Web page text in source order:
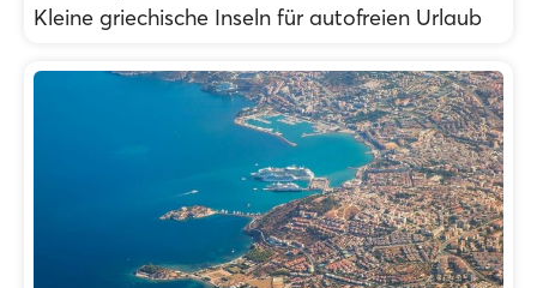
Kleine griechische Inseln für autofreien Urlaub